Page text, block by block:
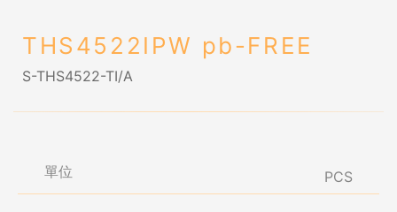
THS4522IPW pb-FREE
S-THS4522-TI/A
單位 PCS